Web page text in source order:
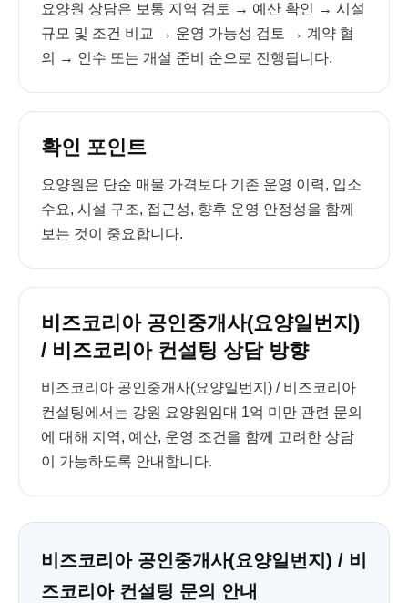
요양원 상담은 보통 지역 검토 → 예산 확인 → 시설
규모 및 조건 비교 → 운영 가능성 검토 → 계약 협
의 → 인수 또는 개설 준비 순으로 진행됩니다.
확인 포인트
요양원은 단순 매물 가격보다 기존 운영 이력, 입소
수요, 시설 구조, 접근성, 향후 운영 안정성을 함께
보는 것이 중요합니다.
비즈코리아 공인중개사(요양일번지)
/ 비즈코리아 컨설팅 상담 방향
비즈코리아 공인중개사(요양일번지) / 비즈코리아
컨설팅에서는 강원 요양원임대 1억 미만 관련 문의
에 대해 지역, 예산, 운영 조건을 함께 고려한 상담
이 가능하도록 안내합니다.
비즈코리아 공인중개사(요양일번지) / 비
즈코리아 컨설팅 문의 안내